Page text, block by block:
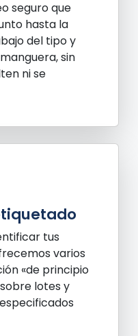
seguro que
hasta la
del tipo y
sin
ni se
tus
varios
«de principio
lotes y